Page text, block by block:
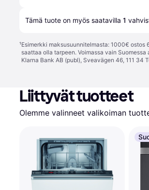
Tämä tuote on myös saatavilla 1
¹Esimerkki maksusuunnitelmasta: 1000€ ostos
saattaa olla tarpeen. Voimassa vain
Klarna Bank AB (publ), Sveavägen 46, 111
Liittyvät tuotteet
Olemme valinneet valikoiman